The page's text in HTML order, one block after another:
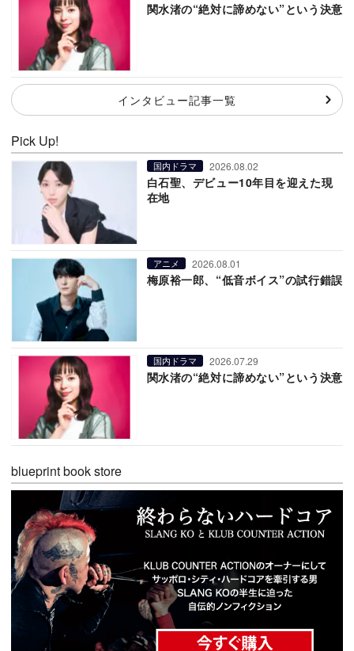
関水渚の“絶対に諦めない”という決意
インタビュー記事一覧
Pick Up!
国内ドラマ 2026.08.02
白石聖、デビュー10年目を迎えた現
在地
アニメ 2026.08.01
梅原裕一郎、“低音ボイス”の試行錯誤
国内ドラマ 2026.07.29
関水渚の“絶対に諦めない”という決意
blueprint book store